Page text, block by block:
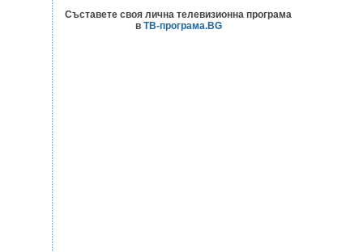
Съставете своя лична телевизионна програма
в ТВ-програма.BG